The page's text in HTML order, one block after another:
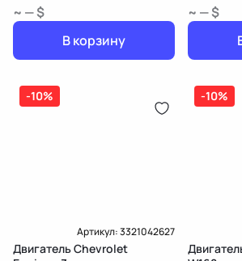
~ — $
В корзину
~ — $
-10%
Артикул:3321042627
Двигатель Chevrolet
-10%